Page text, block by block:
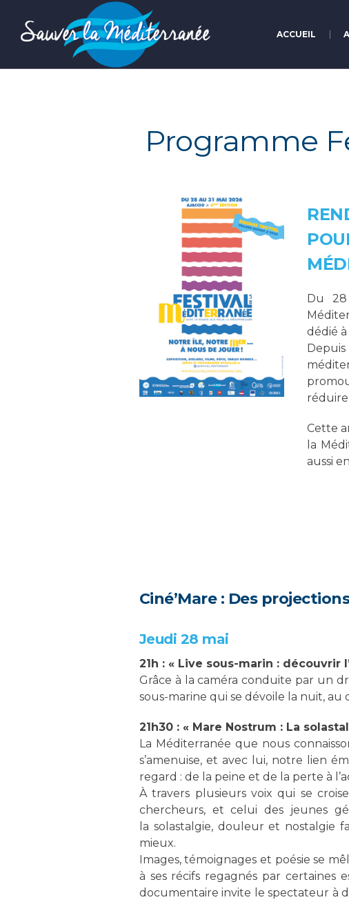
ACCUEIL
Programme
Du
dédié
Cette
la
aussi
Ciné’Mare : Des
Jeudi 28 mai
21h : « Live sous-marin :
Grâce à la caméra conduite par un
sous-marine qui se dévoile la nuit,
21h30 : « Mare Nostrum : La
La Méditerranée que nous
s’amenuise, et avec lui, notre lien
regard : de la peine et de la perte à
À travers plusieurs voix qui se
chercheurs, et celui des jeunes
la solastalgie, douleur et nostalgie
mieux.
Images, témoignages et poésie se
à ses récifs regagnés par certaines
documentaire invite le spectateur à